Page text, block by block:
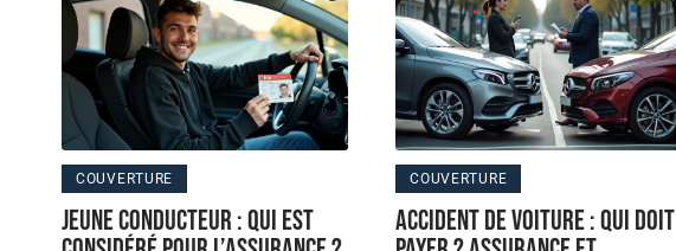
COUVERTURE
Jeune conducteur : qui est
COUVERTURE
Accident de voiture : qui doit